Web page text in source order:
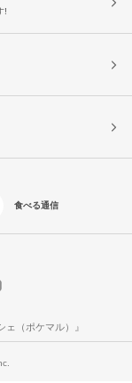
!
食べる通信
（ポケマル）』